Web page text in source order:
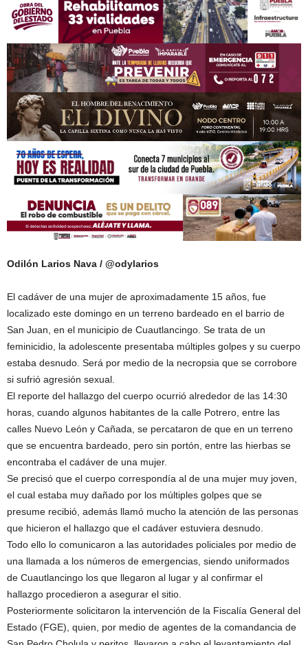
Odilón Larios Nava / @odylarios
El cadáver de una mujer de aproximadamente 15 años, fue
localizado este domingo en un terreno bardeado en el barrio de
San Juan, en el municipio de Cuautlancingo. Se trata de un
feminicidio, la adolescente presentaba múltiples golpes y su cuerpo
estaba desnudo. Será por medio de la necropsia que se corrobore
si sufrió agresión sexual.
El reporte del hallazgo del cuerpo ocurrió alrededor de las 14:30
horas, cuando algunos habitantes de la calle Potrero, entre las
calles Nuevo León y Cañada, se percataron de que en un terreno
que se encuentra bardeado, pero sin portón, entre las hierbas se
encontraba el cadáver de una mujer.
Se precisó que el cuerpo correspondía al de una mujer muy joven,
el cual estaba muy dañado por los múltiples golpes que se
presume recibió, además llamó mucho la atención de las personas
que hicieron el hallazgo que el cadáver estuviera desnudo.
Todo ello lo comunicaron a las autoridades policiales por medio de
una llamada a los números de emergencias, siendo uniformados
de Cuautlancingo los que llegaron al lugar y al confirmar el
hallazgo procedieron a asegurar el sitio.
Posteriormente solicitaron la intervención de la Fiscalía General del
Estado (FGE), quien, por medio de agentes de la comandancia de